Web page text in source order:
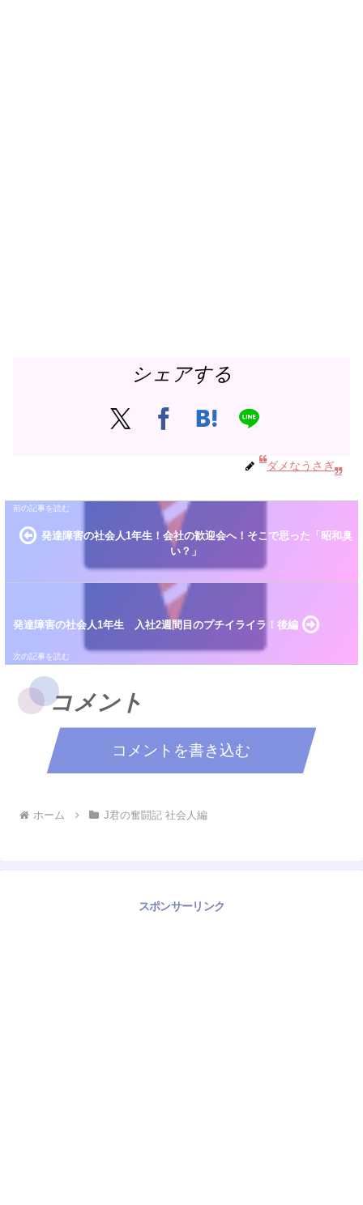
シェアする
ダメなうさぎ
発達障害の社会人1年生！会社の歓迎会へ！そこで思った「昭和臭
い？」
発達障害の社会人1年生 入社2週間目のプチイライラ！後編
コメント
コメントを書き込む
ホーム J君の奮闘記 社会人編
スポンサーリンク